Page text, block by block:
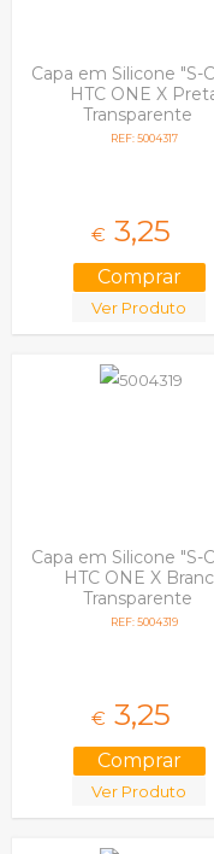
Capa em Silicone "S-
HTC ONE X
Transparente
REF: 5004317
€ 3,25
Ver Produto
Capa em Silicone "S-
HTC ONE X
Transparente
REF: 5004319
€ 3,25
Ver Produto